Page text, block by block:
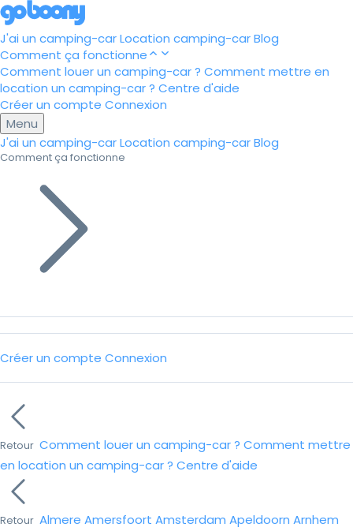
J'ai un camping-carLocation camping-carBlog
Comment ça fonctionne
Comment louer un camping-car ? Comment mettre en
location un camping-car ? Centre d'aide
Créer un compte Connexion
Menu
J'ai un camping-carLocation camping-carBlog
Comment ça fonctionne
Créer un compte Connexion
Retour Comment louer un camping-car ? Comment mettre
en location un camping-car ? Centre d'aide
Retour Almere Amersfoort Amsterdam Apeldoorn Arnhem